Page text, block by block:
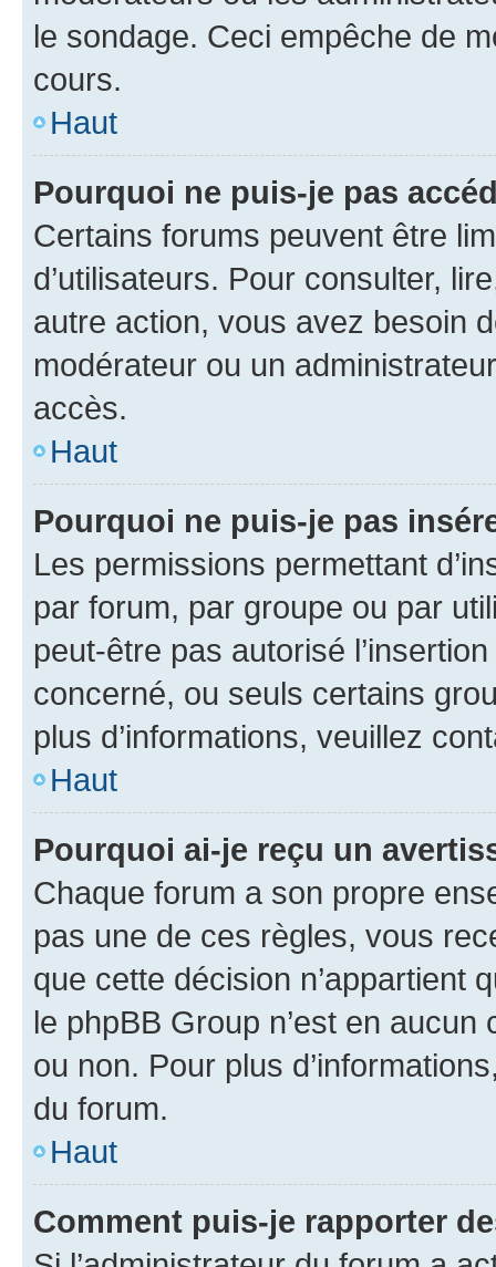
le sondage. Ceci empêche de
cours.
Haut
Pourquoi ne puis-je pas
Certains forums peuvent être
d’utilisateurs. Pour consulter,
autre action, vous avez besoin
modérateur ou un
accès.
Haut
Pourquoi ne puis-je pas
Les permissions permettant
par forum, par groupe ou par
peut-être pas autorisé
concerné, ou seuls certains
plus d’informations, veuillez
Haut
Pourquoi ai-je reçu un
Chaque forum a son propre
pas une de ces règles, vous
que cette décision n’appartient
le phpBB Group n’est en
ou non. Pour plus
du forum.
Haut
Comment puis-je rapporter